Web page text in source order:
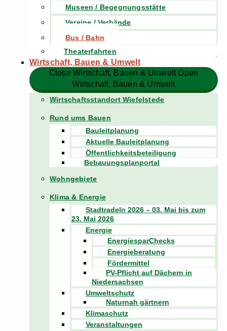
Museen / Begegnungsstätte
Vereine / Verbände
Bus / Bahn
Theaterfahrten
Wirtschaft, Bauen & Umwelt
Close Wirtschaft, Bauen & Umwelt Open
Wirtschaft, Bauen & Umwelt
Wirtschaftsstandort Wiefelstede
Rund ums Bauen
Bauleitplanung
Aktuelle Bauleitplanung
Öffentlichkeitsbeteiligung
Bebauungsplanportal
Wohngebiete
Klima & Energie
Stadtradeln 2026 – 03. Mai bis zum
23. Mai 2026
Energie
EnergiesparChecks
Energieberatung
Fördermittel
PV-Pflicht auf Dächern in
Niedersachsen
Umweltschutz
Naturnah gärtnern
Klimaschutz
Veranstaltungen